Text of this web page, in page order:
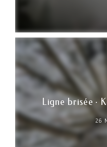
Ligne brisée ·
26